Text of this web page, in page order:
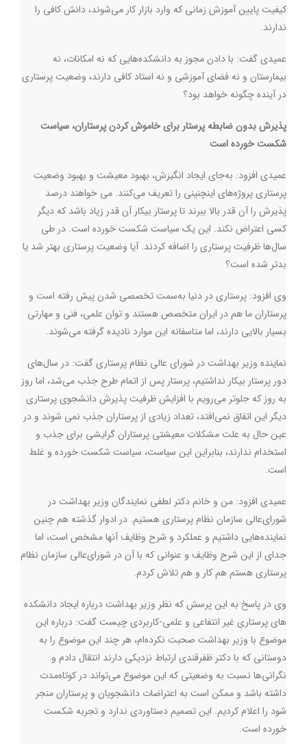
کیفیت پایین آموزش زمانی که وارد بازار کار می‌شوند، دانش کافی را
ندارند.
عمیدی گفت: با دادن مجوز به دانشکده‌هایی که نه امکانات، نه
بیمارستان و نه فضای آموزشی و نه استاد کافی دارند،‌ وضعیت پرستاری
در آینده چگونه خواهد بود؟
پذیرش بدون ضابطه پرستار برای خاموش کردن پرستاران، سیاست
شکست خورده است
عمیدی افزود: به‌جای ایجاد انگیزش، بهبود معیشت و بهبود وضعیت
پرستاری پروژه‌های اینچنینی را تعریف می‌کنند. می خواهند درصد
پذیرش را آن قدر بالا ببرند تا پرستار بیکار آن قدر زیاد باشد که دیگر
کسی اعتراض نکند. این یک سیاست شکست خورده است. در طی
سال‌ها ظرفیت پرستاری را اضافه کردند. آیا وضعیت پرستاری بهتر شد یا
بدتر شده است؟
وی افزود: پرستاری در دنیا به‌سمت تخصصی شدن پیش رفته است و
پرستاران ما هم در ایران متخصص هستند و توان علمی، فنی و مهارتی
بسیار بالایی دارند، اما متاسفانه این موارد نادیده گرفته می‌شوند.
نماینده وزیر بهداشت در شورای عالی نظام پرستاری گفت: در سال‌های
دور پرستار بیکار نداشتیم، پرستار پس از اتمام طرح جذب می‌شد، اما روز
به روز که جلوتر می‌رویم با افزایش ظرفیت پذیرش دانشجوی پرستاری
دیگر این اتفاق نمی‌افتد، تعداد زیادی از پرستاران جذب نمی شوند و در
عین حال به علت مشکلات معیشتی پرستاران گرایشی برای جذب و
استخدام ندارند، بنابراین این سیاست، سیاست شکست خورده و غلط
است.
عمیدی افزود: من و خانم دکتر لطفی نمایندگان وزیر بهداشت در
شورای‌عالی سازمان نظام پرستاری هستیم. در ادوار گذشته هم چنین
نماینده‌هایی داشتیم و عملکرد و شرح وظایف آنها مشخص است، اما
جدای از این شرح وظایف و عنوانی که با آن در شورای‌عالی سازمان نظام
پرستاری هستم هم کار و هم تلاش کردم.
وی در پاسخ به این پرسش که نظر وزیر بهداشت درباره ایجاد دانشکده
های پرستاری غیر انتفاعی و علمی-کاربردی چیست گفت: درباره این
موضوع با وزیر بهداشت صحبت نکرده‌ام، هر چند این موضوع را به
دوستانی که با دکتر ظفرقندی ارتباط نزدیکی دارند انتقال دادم و
نگرانی‌ها نسبت به وضعیتی که این موضوع می‌تواند در کوتاه‌مدت
داشته باشد و ممکن است به اعتراضات دانشجویان و پرستاران منجر
شود را اعلام کردیم. این تصمیم دستاوردی ندارد و تجربه شکست
خورده است.